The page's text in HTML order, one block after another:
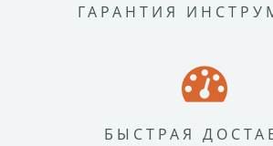
ГАРАНТИЯ
БЫСТРАЯ